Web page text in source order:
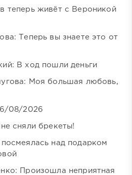
теперь живёт с Вероникой
Теперь вы знаете это от
В ход пошли деньги
Моя большая любовь,
08/2026
сняли брекеты!
над подарком
Произошла неприятная